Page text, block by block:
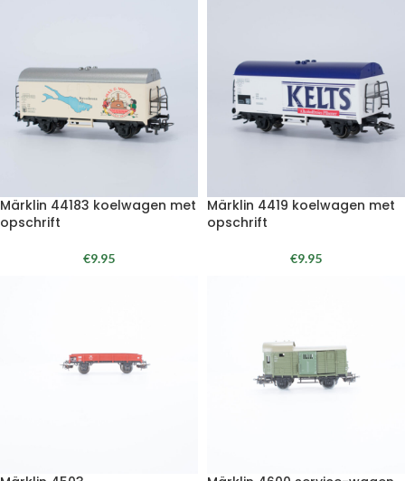
Märklin 44183 koelwagen met
opschrift
€9.95
Märklin 4419 koelwagen met
opschrift
€9.95